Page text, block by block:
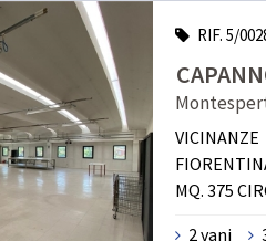
RIF. 5/
MQ. 375
2 vani